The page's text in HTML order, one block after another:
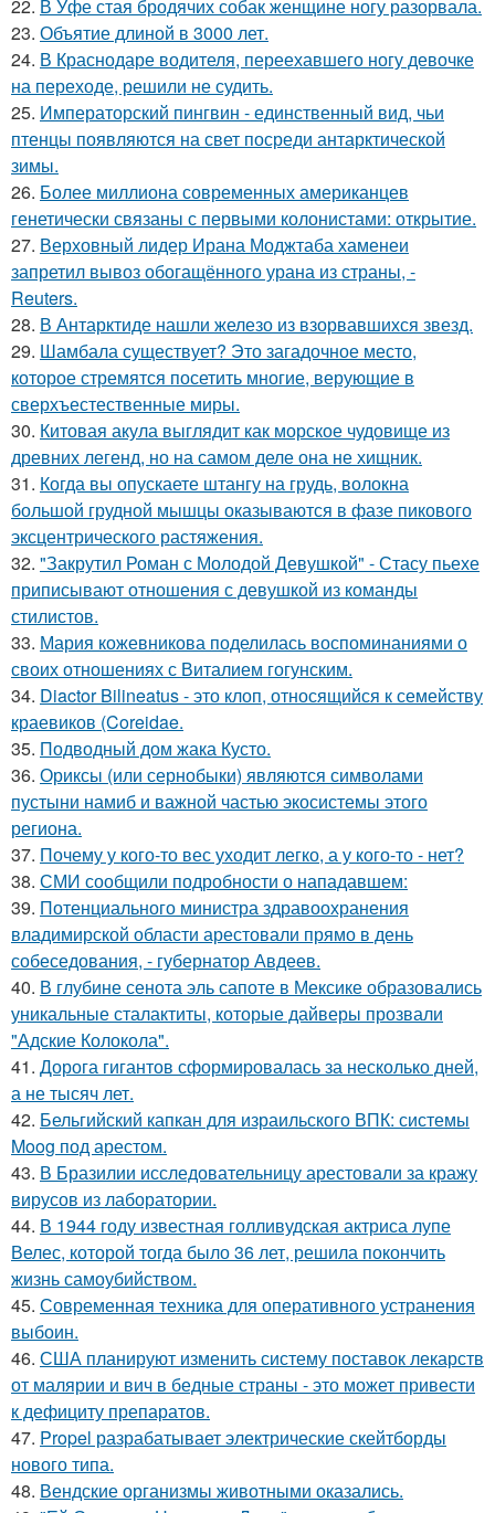
22. В Уфе стая бродячих собак женщине ногу разорвала.
23. Объятие длиной в 3000 лет.
24. В Краснодаре водителя, переехавшего ногу девочке
на переходе, решили не судить.
25. Императорский пингвин - единственный вид, чьи
птенцы появляются на свет посреди антарктической
зимы.
26. Более миллиона современных американцев
генетически связаны с первыми колонистами: открытие.
27. Верховный лидер Ирана Моджтаба хаменеи
запретил вывоз обогащённого урана из страны, -
Reuters.
28. В Антарктиде нашли железо из взорвавшихся звезд.
29. Шамбала существует? Это загадочное место,
которое стремятся посетить многие, верующие в
сверхъестественные миры.
30. Китовая акула выглядит как морское чудовище из
древних легенд, но на самом деле она не хищник.
31. Когда вы опускаете штангу на грудь, волокна
большой грудной мышцы оказываются в фазе пикового
эксцентрического растяжения.
32. "Закрутил Роман с Молодой Девушкой" - Стасу пьехе
приписывают отношения с девушкой из команды
стилистов.
33. Мария кожевникова поделилась воспоминаниями о
своих отношениях с Виталием гогунским.
34. Diactor Bilineatus - это клоп, относящийся к семейству
краевиков (Coreidae.
35. Подводный дом жака Кусто.
36. Ориксы (или сернобыки) являются символами
пустыни намиб и важной частью экосистемы этого
региона.
37. Почему у кого-то вес уходит легко, а у кого-то - нет?
38. СМИ сообщили подробности о нападавшем:
39. Потенциального министра здравоохранения
владимирской области арестовали прямо в день
собеседования, - губернатор Авдеев.
40. В глубине сенота эль сапоте в Мексике образовались
уникальные сталактиты, которые дайверы прозвали
"Адские Колокола".
41. Дорога гигантов сформировалась за несколько дней,
а не тысяч лет.
42. Бельгийский капкан для израильского ВПК: системы
Moog под арестом.
43. В Бразилии исследовательницу арестовали за кражу
вирусов из лаборатории.
44. В 1944 году известная голливудская актриса лупе
Велес, которой тогда было 36 лет, решила покончить
жизнь самоубийством.
45. Современная техника для оперативного устранения
выбоин.
46. США планируют изменить систему поставок лекарств
от малярии и вич в бедные страны - это может привести
к дефициту препаратов.
47. Propel разрабатывает электрические скейтборды
нового типа.
48. Вендские организмы животными оказались.